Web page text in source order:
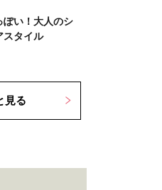
ぽい！大人のシ
スタイル
見る